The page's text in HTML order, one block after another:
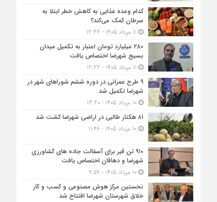
کدام وعده غذایی به کاهش خطر ابتلا به
سرطان کمک می‌کند؟
۲۸۰ میلیارد تومان اعتبار به تکمیل میدان
بسیج شهرضا اختصاص یافت
۹ طرح عمرانی در دوره ششم شوراهای شهر در
شهرضا تکمیل شد
10 مرداد 1405 - 13:20
۸۱ هکتار طالبی در اراضی شهرضا کشت شد
10 مرداد 1405 - 11:46
۹۱۰ تن قیر برای آسفالت جاده های کشاورزی
شهرضا و دهاقان اختصاص یافت
10 مرداد 1405 - 9:59
نخستین مرکز هوش مصنوعی و کسب‌ و کار
خلاق شهرستان شهرضا افتتاح شد